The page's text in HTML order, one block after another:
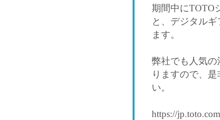
期間中にTOTO
と、デジタル
ます。
弊社でも人気
りますので、
い。
https://